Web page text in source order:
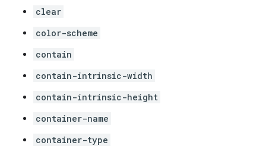
clear
color-scheme
contain
contain-intrinsic-width
contain-intrinsic-height
container-name
container-type